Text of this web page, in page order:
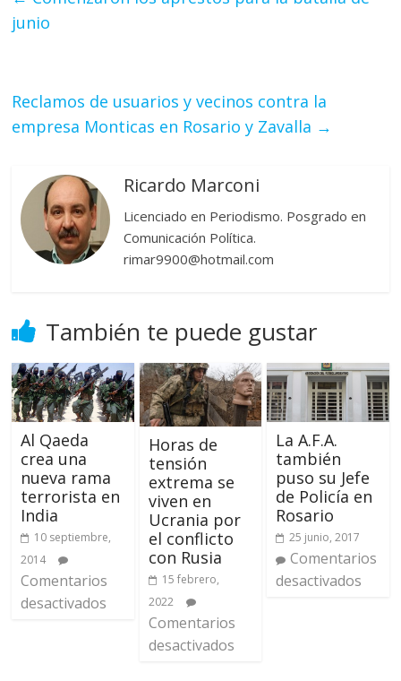
junio
Reclamos de usuarios y vecinos contra la
empresa Monticas en Rosario y Zavalla →
Ricardo Marconi
Licenciado en Periodismo. Posgrado en
Comunicación Política.
rimar9900@hotmail.com
También te puede gustar
Al Qaeda
crea una
nueva rama
terrorista en
India
10 septiembre,
2014
Comentarios
desactivados
Horas de
tensión
extrema se
viven en
Ucrania por
el conflicto
con Rusia
15 febrero,
2022
Comentarios
desactivados
La A.F.A.
también
puso su Jefe
de Policía en
Rosario
25 junio, 2017
Comentarios
desactivados